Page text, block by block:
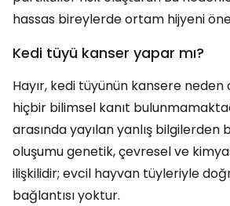
hassas bireylerde ortam hijyeni
Kedi tüyü kanser yapar mı?
Hayır, kedi tüyünün kansere
hiçbir bilimsel kanıt
arasında yayılan yanlış bilgilerden
oluşumu genetik, çevresel ve
ilişkilidir; evcil hayvan tüyleriyle
bağlantısı yoktur.